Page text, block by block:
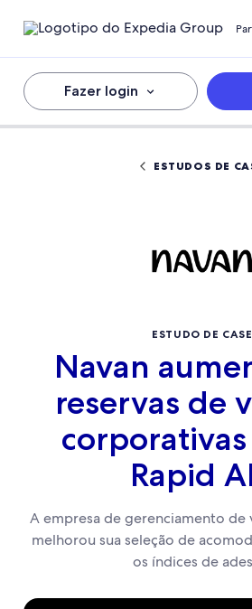
Fazer login
ESTUDOS DE
ESTUDO DE CASE
Navan
reservas de
corporativas
Rapid
A empresa de gerenciamento de
melhorou sua seleção de
os índices de